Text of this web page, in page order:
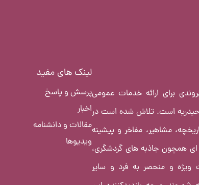
برای ارائه خدمات عمومی
است. تلاش شده است در
مشاهیر، مفاخر و پیشینه
ای همچون جاذبه های گردشگری،
ویژه و منحصر به فرد و سایر
لینک های مفید
پرسش و پاسخ
اخبار
مقالات و دانشنامه
ویدیوها